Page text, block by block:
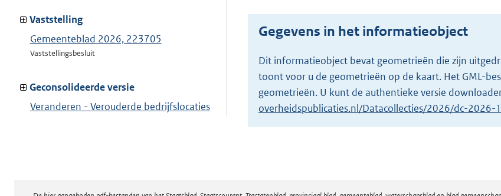
van:
Vaststelling
Gemeenteblad 2026, 223705
Vaststellingsbesluit
Geconsolideerde versie
Veranderen - Verouderde bedrijfslocaties
Gegevens in het informatieobject
Dit informatieobject bevat geometrieën die zijn
toont voor u de geometrieën op de kaart. Het GML-
geometrieën. U kunt de authentieke versie
overheidspublicaties.nl/Datacollecties/2026/dc-